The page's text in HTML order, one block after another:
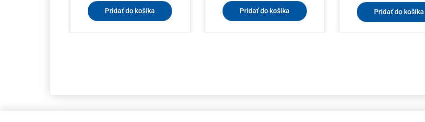
Pridať do košíka Pridať do košíka Pridať do košíka